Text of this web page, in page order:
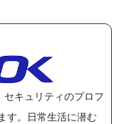
セキュリティのプロフ
す。日常生活に潜む